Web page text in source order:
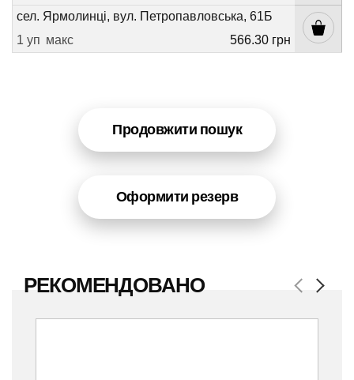
сел. Ярмолинці, вул. Петропавловська, 61Б
1 уп макс 566.30 грн
Продовжити пошук
Оформити резерв
РЕКОМЕНДОВАНО Previous
Next